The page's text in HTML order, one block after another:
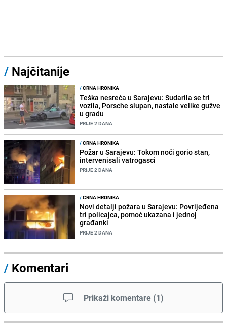
/ Najčitanije
/CRNA HRONIKA
Teška nesreća u Sarajevu: Sudarila se tri
vozila, Porsche slupan, nastale velike gužve
u gradu
PRIJE 2 DANA
/CRNA HRONIKA
Požar u Sarajevu: Tokom noći gorio stan,
intervenisali vatrogasci
PRIJE 2 DANA
/CRNA HRONIKA
Novi detalji požara u Sarajevu: Povrijeđena
tri policajca, pomoć ukazana i jednoj
građanki
PRIJE 2 DANA
/ Komentari
Prikaži komentare (1)